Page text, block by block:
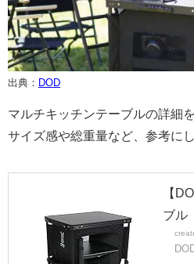
出典： DOD
マルチキッチンテーブルの詳細
サイズ感や総重量など、参考に
【
ブル